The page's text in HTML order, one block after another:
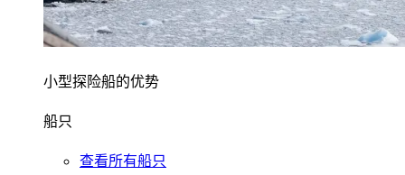
小型探险船的优势
船只
查看所有船只